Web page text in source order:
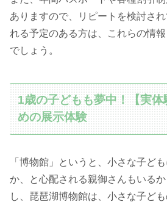
ありますので、リピートを検討さ
れる予定のある方は、これらの情
でしょう。
1歳の子どもも夢中！【実
めの展示体験
「博物館」というと、小さな子ど
か、と心配される親御さんもいる
し、琵琶湖博物館は、小さな子ど